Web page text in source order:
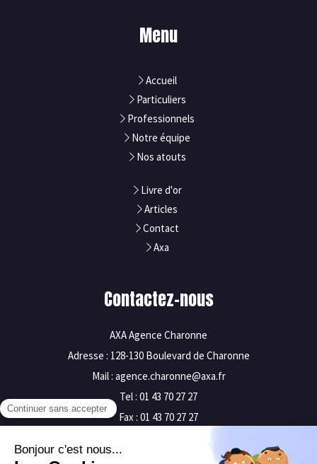
Menu
Accueil
Particuliers
Professionnels
Notre équipe
Nos atouts
Livre d'or
Articles
Contact
Axa
Contactez-nous
AXA Agence Charonne
Adresse : 128-130 Boulevard de Charonne
Mail : agence.charonne@axa.fr
Tel : 01 43 70 27 27
Fax : 01 43 70 27 27